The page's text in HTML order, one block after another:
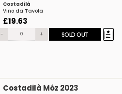
Costadilà
Vino da Tavola
£19.63
- + SOLD OUT
Costadilà Móz 2023